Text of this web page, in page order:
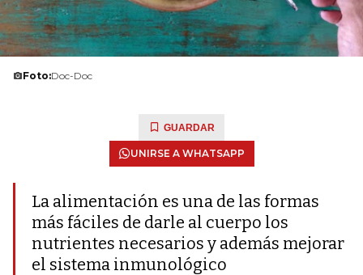
Foto:Doc-Doc
GUARDAR
UNIRSE A WHATSAPP
La alimentación es una de las formas
más fáciles de darle al cuerpo los
nutrientes necesarios y además mejorar
el sistema inmunológico